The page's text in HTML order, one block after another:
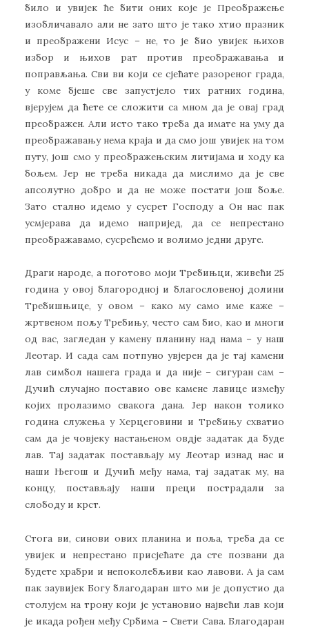
било и увијек ће бити оних које је Преображење
изобличавало али не зато што је тако хтио празник
и преображени Исус – не, то је био увијек њихов
избор и њихов рат против преображавања и
поправљања. Сви ви који се сјећате разореног града,
у коме бјеше све запустјело тих ратних година,
вјерујем да ћете се сложити са мном да је овај град
преображен. Али исто тако треба да имате на уму да
преображавању нема краја и да смо још увијек на том
путу, још смо у преображењским литијама и ходу ка
бољем. Јер не треба никада да мислимо да је све
апсолутно добро и да не може постати још боље.
Зато стално идемо у сусрет Господу а Он нас пак
усмјерава да идемо напријед, да се непрестано
преображавамо, сусрећемо и волимо једни друге.
Драги народе, а поготово моји Требињци, живећи 25
година у овој благородној и благословеној долини
Требишњице, у овом – како му само име каже –
жртвеном пољу Требињу, често сам био, као и многи
од вас, загледан у камену планину над нама – у наш
Леотар. И сада сам потпуно увјерен да је тај камени
лав симбол нашега града и да није – сигуран сам –
Дучић случајно поставио ове камене лавице између
којих пролазимо свакога дана. Јер након толико
година служења у Херцеговини и Требињу схватио
сам да је човјеку настањеном овдје задатак да буде
лав. Тај задатак постављају му Леотар изнад нас и
наши Његош и Дучић међу нама, тај задатак му, на
концу, постављају наши преци пострадали за
слободу и крст.
Стога ви, синови ових планина и поља, треба да се
увијек и непрестано присјећате да сте позвани да
будете храбри и непоколебљиви као лавови. А ја сам
пак заувијек Богу благодаран што ми је допустио да
столујем на трону који је установио највећи лав који
је икада рођен међу Србима – Свети Сава. Благодаран